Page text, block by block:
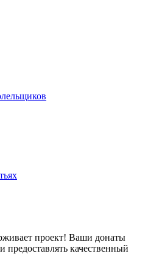
проект! Ваши донаты
предоставлять качественный